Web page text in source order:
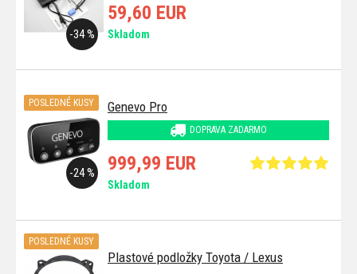
-34 %
59,60 EUR
Skladom
Genevo Pro
DOPRAVA ZADARMO
-24 %
POSLEDNÉ KUSY
999,99 EUR
Skladom
Plastové podložky Toyota / Lexus
POSLEDNÉ KUSY